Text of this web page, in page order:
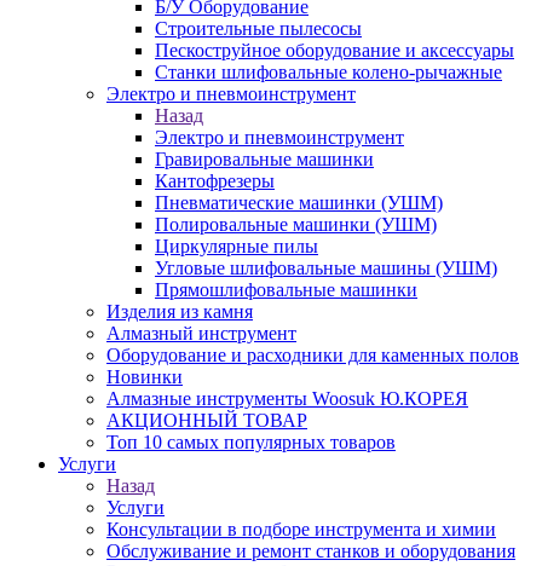
Б/У Оборудование
Строительные пылесосы
Пескоструйное оборудование и аксессуары
Станки шлифовальные колено-рычажные
Электро и пневмоинструмент
Назад
Электро и пневмоинструмент
Гравировальные машинки
Кантофрезеры
Пневматические машинки (УШМ)
Полировальные машинки (УШМ)
Циркулярные пилы
Угловые шлифовальные машины (УШМ)
Прямошлифовальные машинки
Изделия из камня
Алмазный инструмент
Оборудование и расходники для каменных полов
Новинки
Алмазные инструменты Woosuk Ю.КОРЕЯ
АКЦИОННЫЙ ТОВАР
Топ 10 самых популярных товаров
Услуги
Назад
Услуги
Консультации в подборе инструмента и химии
Обслуживание и ремонт станков и оборудования